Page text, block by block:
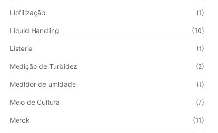
Liofilização (1)
Liquid Handling (10)
Listeria (1)
Medição de Turbidez (2)
Medidor de umidade (1)
Meio de Cultura (7)
Merck (11)